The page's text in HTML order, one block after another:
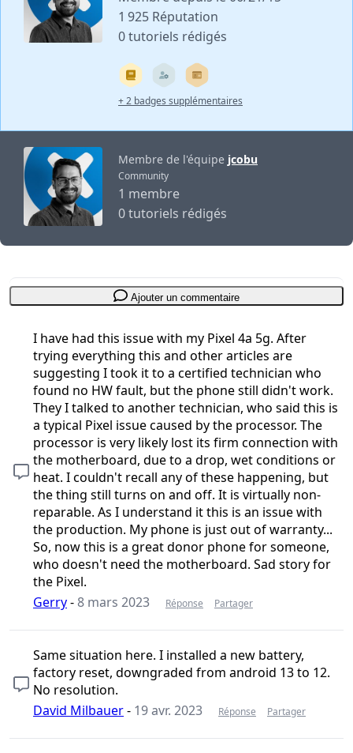
1 925 Réputation
0 tutoriels rédigés
+ 2 badges supplémentaires
Membre de l'équipe jcobu
Community
1 membre
0 tutoriels rédigés
Ajouter un commentaire
I have had this issue with my Pixel 4a 5g. After
trying everything this and other articles are
suggesting I took it to a certified technician who
found no HW fault, but the phone still didn't work.
They I talked to another technician, who said this is
a typical Pixel issue caused by the processor. The
processor is very likely lost its firm connection with
the motherboard, due to a drop, wet conditions or
heat. I couldn't recall any of these happening, but
the thing still turns on and off. It is virtually non-
reparable. As I understand it this is an issue with
the production. My phone is just out of warranty...
So, now this is a great donor phone for someone,
who doesn't need the motherboard. Sad story for
the Pixel.
Gerry-8 mars 2023 Réponse Partager
Same situation here. I installed a new battery,
factory reset, downgraded from android 13 to 12.
No resolution.
David Milbauer- 19 avr. 2023 Réponse Partager